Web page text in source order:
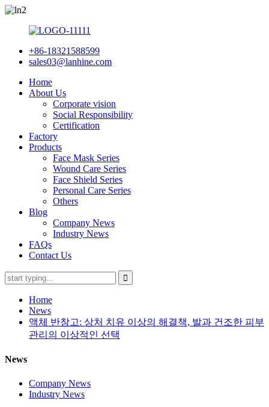
+86-18321588599
sales03@lanhine.com
Home
About Us
Corporate vision
Social Responsibility
Certification
Factory
Products
Face Mask Series
Wound Care Series
Face Shield Series
Personal Care Series
Others
Blog
Company News
Industry News
FAQs
Contact Us
Home
News
액체 반창고: 상처 치유 이상의 해결책, 발과 건조한 피부
관리의 이상적인 선택
News
Company News
Industry News